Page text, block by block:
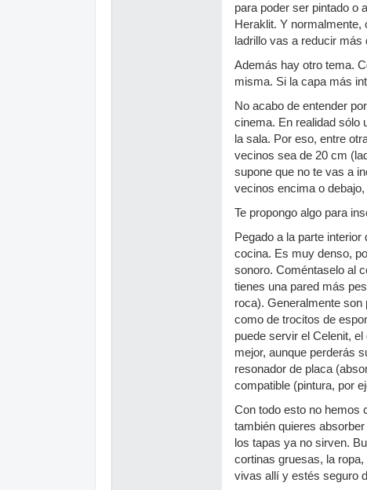
para poder ser pintado o
Heraklit. Y
ladrillo vas a reducir
Además hay otro tema.
misma. Si la capa más
No acabo de entender
cinema. En realidad sólo
la sala. Por eso, entre
vecinos sea de 20 cm
supone que no te vas a
vecinos encima o
Te propongo algo para
Pegado a la parte
cocina. Es muy denso,
sonoro. Coméntaselo al
tienes una pared más
roca). Generalmente
como de trocitos de
puede servir el Celenit,
mejor, aunque perderás
resonador de placa
compatible (pintura, por
Con todo esto no hemos
también quieres
los tapas ya no sirven.
cortinas gruesas, la
vivas allí y estés seguro